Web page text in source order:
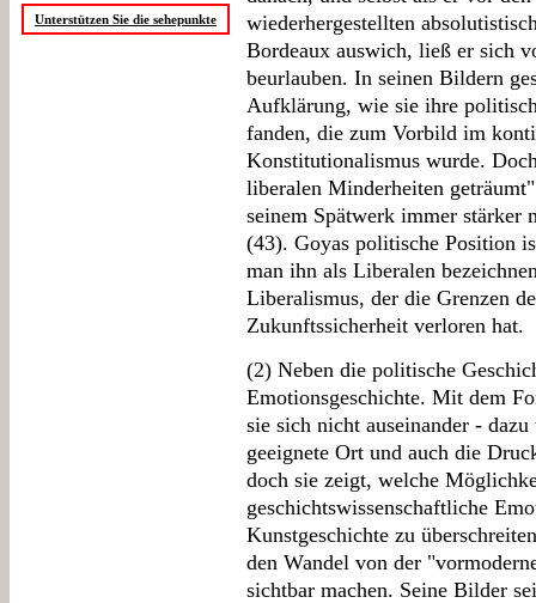
Unterstützen Sie die sehepunkte
wiederhergestellten
Bordeaux auswich, ließ er sich
beurlauben. In seinen Bildern
Aufklärung, wie sie ihre
fanden, die zum Vorbild im
Konstitutionalismus wurde.
liberalen Minderheiten
seinem Spätwerk immer stärker
(43). Goyas politische Position
man ihn als Liberalen
Liberalismus, der die Grenzen
Zukunftssicherheit verloren hat.
(2) Neben die politische
Emotionsgeschichte. Mit dem
sie sich nicht auseinander -
geeignete Ort und auch die
doch sie zeigt, welche
geschichtswissenschaftliche
Kunstgeschichte zu
den Wandel von der
sichtbar machen. Seine Bilder